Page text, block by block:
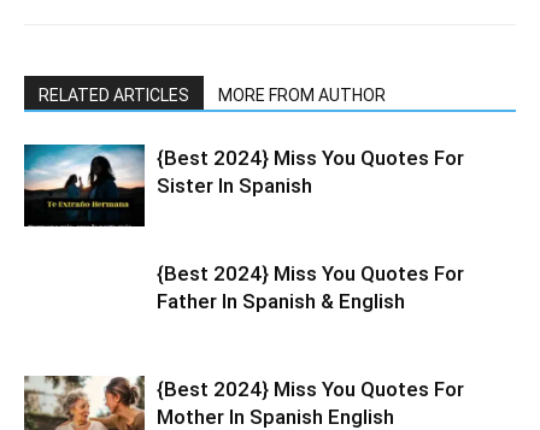
RELATED ARTICLES MORE FROM AUTHOR
{Best 2024} Miss You Quotes For
Sister In Spanish
{Best 2024} Miss You Quotes For
Father In Spanish & English
{Best 2024} Miss You Quotes For
Mother In Spanish English